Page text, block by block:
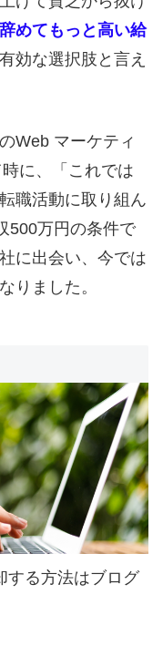
めてもっと高い給
効な選択肢と言え
Web マーケティ
に、「これでは
職活動に取り組ん
500万円の条件で
に出会い、今では
りました。
する方法はブログ